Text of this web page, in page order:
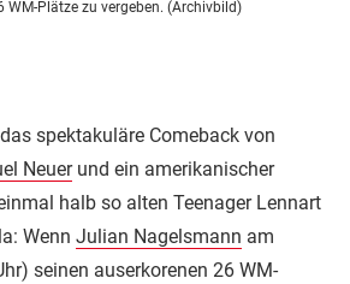
Plätze zu vergeben. (Archivbild)
spektakuläre Comeback von
Neuerund ein amerikanischer
halb so alten Teenager Lennart
Wenn Julian Nagelsmann am
seinen auserkorenen 26 WM-